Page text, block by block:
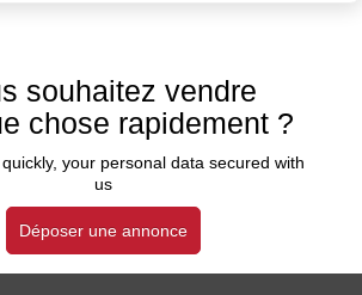
souhaitez vendre
chose rapidement ?
your personal data secured with
us
Déposer une annonce